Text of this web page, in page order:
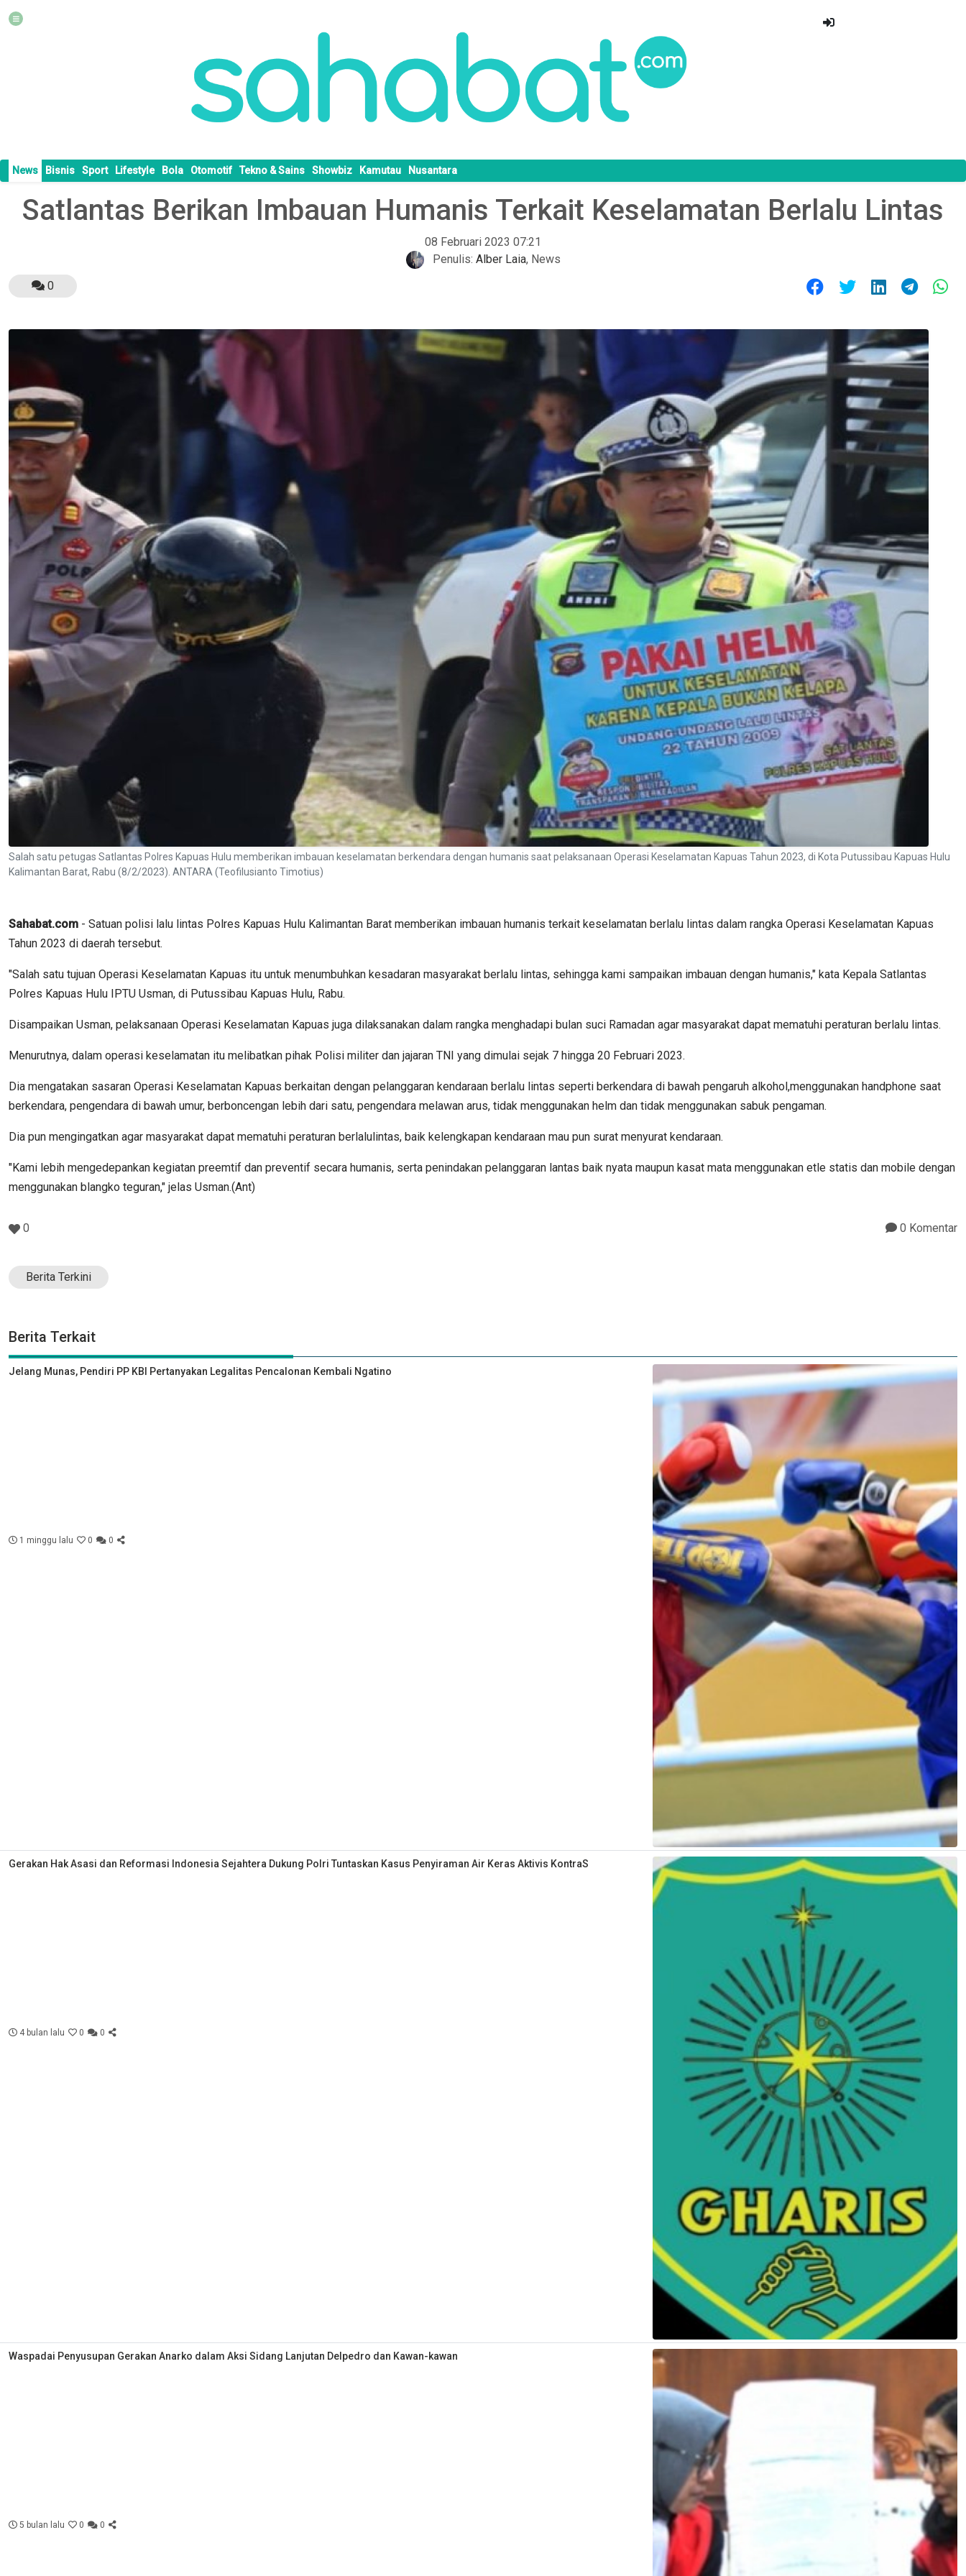
News Bisnis Sport Lifestyle Bola Otomotif Tekno & Sains Showbiz Kamutau Nusantara
Satlantas Berikan Imbauan Humanis Terkait Keselamatan Berlalu Lintas
08 Februari 2023 07:21
Penulis: Alber Laia, News
0
Salah satu petugas Satlantas Polres Kapuas Hulu memberikan imbauan keselamatan berkendara dengan humanis saat pelaksanaan Operasi Keselamatan Kapuas Tahun 2023, di Kota Putussibau Kapuas Hulu
Kalimantan Barat, Rabu (8/2/2023). ANTARA (Teofilusianto Timotius)
Sahabat.com - Satuan polisi lalu lintas Polres Kapuas Hulu Kalimantan Barat memberikan imbauan humanis terkait keselamatan berlalu lintas dalam rangka Operasi Keselamatan Kapuas
Tahun 2023 di daerah tersebut.
"Salah satu tujuan Operasi Keselamatan Kapuas itu untuk menumbuhkan kesadaran masyarakat berlalu lintas, sehingga kami sampaikan imbauan dengan humanis," kata Kepala Satlantas
Polres Kapuas Hulu IPTU Usman, di Putussibau Kapuas Hulu, Rabu.
Disampaikan Usman, pelaksanaan Operasi Keselamatan Kapuas juga dilaksanakan dalam rangka menghadapi bulan suci Ramadan agar masyarakat dapat mematuhi peraturan berlalu lintas.
Menurutnya, dalam operasi keselamatan itu melibatkan pihak Polisi militer dan jajaran TNI yang dimulai sejak 7 hingga 20 Februari 2023.
Dia mengatakan sasaran Operasi Keselamatan Kapuas berkaitan dengan pelanggaran kendaraan berlalu lintas seperti berkendara di bawah pengaruh alkohol,menggunakan handphone saat
berkendara, pengendara di bawah umur, berboncengan lebih dari satu, pengendara melawan arus, tidak menggunakan helm dan tidak menggunakan sabuk pengaman.
Dia pun mengingatkan agar masyarakat dapat mematuhi peraturan berlalulintas, baik kelengkapan kendaraan mau pun surat menyurat kendaraan.
"Kami lebih mengedepankan kegiatan preemtif dan preventif secara humanis, serta penindakan pelanggaran lantas baik nyata maupun kasat mata menggunakan etle statis dan mobile dengan
menggunakan blangko teguran," jelas Usman.(Ant)
0 0 Komentar
Berita Terkini
Berita Terkait
Jelang Munas, Pendiri PP KBI Pertanyakan Legalitas Pencalonan Kembali Ngatino
1 minggu lalu 0 0
Gerakan Hak Asasi dan Reformasi Indonesia Sejahtera Dukung Polri Tuntaskan Kasus Penyiraman Air Keras Aktivis KontraS
4 bulan lalu 0 0
Waspadai Penyusupan Gerakan Anarko dalam Aksi Sidang Lanjutan Delpedro dan Kawan-kawan
5 bulan lalu 0 0